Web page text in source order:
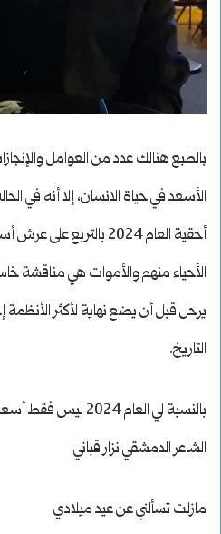
بالطبع هنالك عدد من العوامل
الأسعد في حياة الانسان، إلا أنه في
أحقية العام 2024
الأحياء منهم والأموات هي مناقشة
يرحل قبل أن يضع نهاية لأكثر
التاريخ.
بالنسبة لي العام
الشاعر الدمشقي نزار قباني
مازلت تسألني عن عيد ميلادي